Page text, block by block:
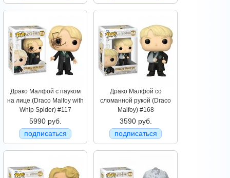
Драко Малфой с пауком
на лице (Draco Malfoy with
Whip Spider) #117
5990 руб.
подписаться
Драко Малфой со
сломанной рукой (Draco
Malfoy) #168
3590 руб.
подписаться